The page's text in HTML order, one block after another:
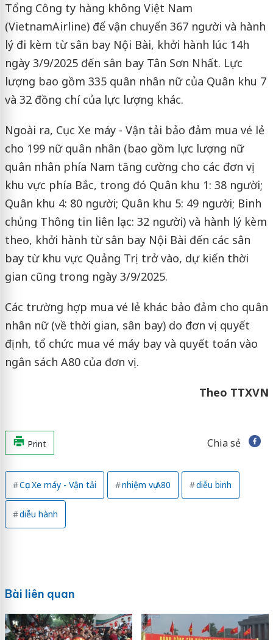
Tổng Công ty hàng không Việt Nam
(VietnamAirline) để vận chuyển 367 người và hành
lý đi kèm từ sân bay Nội Bài, khởi hành lúc 14h
ngày 3/9/2025 đến sân bay Tân Sơn Nhất. Lực
lượng bao gồm 335 quân nhân nữ của Quân khu 7
và 32 đồng chí của lực lượng khác.
Ngoài ra, Cục Xe máy - Vận tải bảo đảm mua vé lẻ
cho 199 nữ quân nhân (bao gồm lực lượng nữ
quân nhân phía Nam tăng cường cho các đơn vị
khu vực phía Bắc, trong đó Quân khu 1: 38 người;
Quân khu 4: 80 người; Quân khu 5: 49 người; Binh
chủng Thông tin liên lạc: 32 người) và hành lý kèm
theo, khởi hành từ sân bay Nội Bài đến các sân
bay từ khu vực Quảng Trị trở vào, dự kiến thời
gian cũng trong ngày 3/9/2025.
Các trường hợp mua vé lẻ khác bảo đảm cho quân
nhân nữ (về thời gian, sân bay) do đơn vị quyết
định, tổ chức mua vé máy bay và quyết toán vào
ngân sách A80 của đơn vị.
Theo TTXVN
Print Chia sẻ
Cục Xe máy - Vận tải nhiệm vụ A80 diễu binh
diễu hành
Bài liên quan